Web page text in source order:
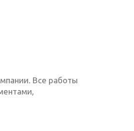
Все работы